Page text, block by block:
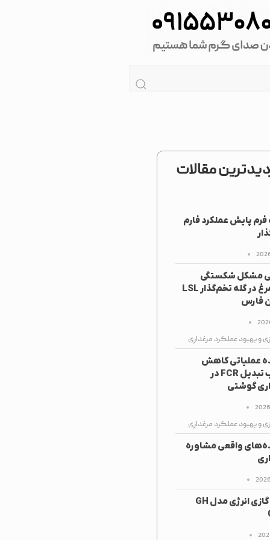
مقالات
پایش عملکرد فارم
مشکل شکستگی
تخم‌مرغ در گله تخم‌گذار LSL
فارس
و بهبود عملکرد مرغداری
عملیاتی کاهش
ضریب تبدیل FCR در
گوشتی
و بهبود عملکرد مرغداری
واقعی مشاوره
هیتر گازی انرژی مدل GH